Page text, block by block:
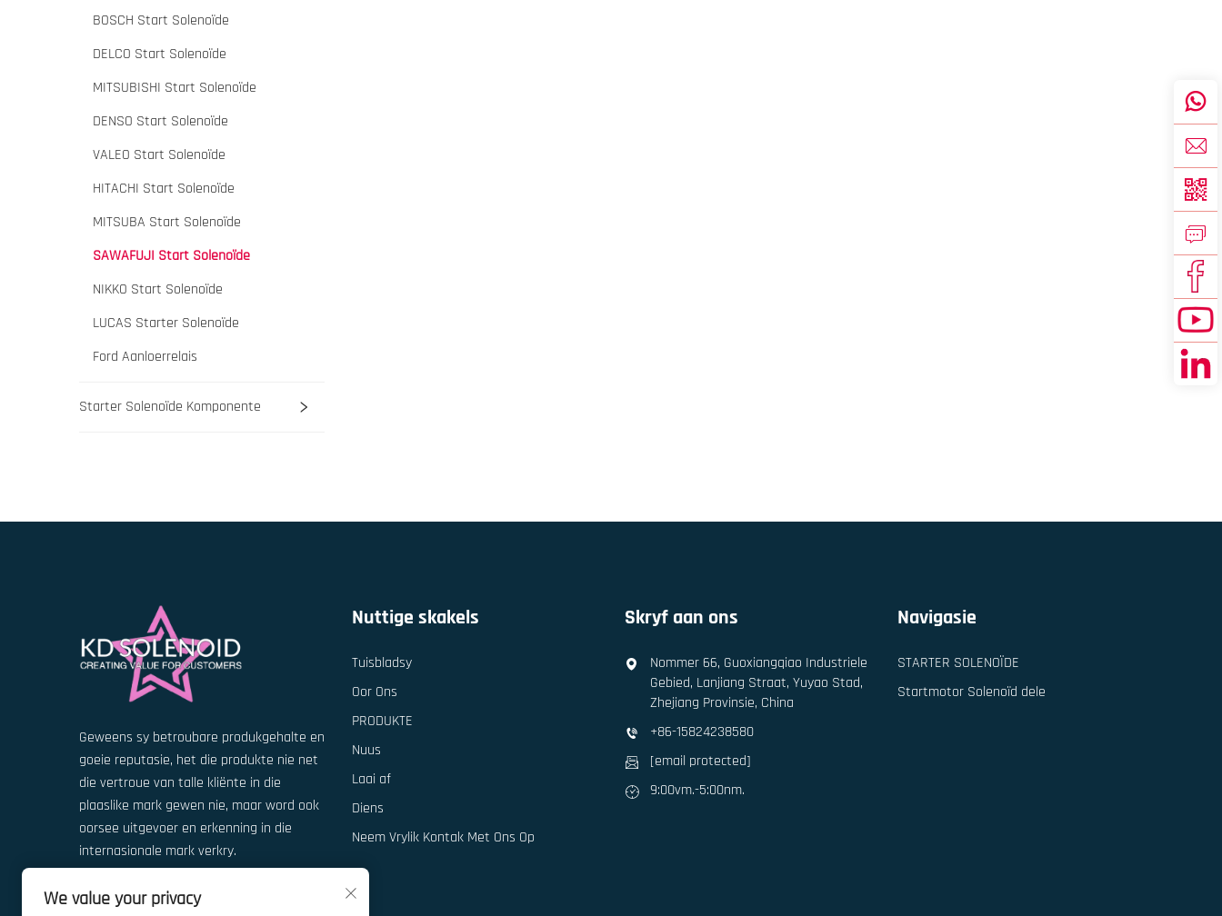
BOSCH Start Solenoïde
DELCO Start Solenoïde
MITSUBISHI Start Solenoïde
DENSO Start Solenoïde
VALEO Start Solenoïde
HITACHI Start Solenoïde
MITSUBA Start Solenoïde
SAWAFUJI Start Solenoïde
NIKKO Start Solenoïde
LUCAS Starter Solenoïde
Ford Aanloerrelais
Starter Solenoïde Komponente
Geweens sy betroubare produkgehalte en
goeie reputasie, het die produkte nie net
die vertroue van talle kliënte in die
plaaslike mark gewen nie, maar word ook
oorsee uitgevoer en erkenning in die
internasionale mark verkry.
Nuttige skakels
Tuisbladsy
Oor Ons
PRODUKTE
Nuus
Laai af
Diens
Neem Vrylik Kontak Met Ons Op
Skryf aan ons
Nommer 66, Guoxiangqiao Industriele
Gebied, Lanjiang Straat, Yuyao Stad,
Zhejiang Provinsie, China
+86-15824238580
[email protected]
9:00vm.-5:00nm.
Navigasie
STARTER SOLENOÏDE
Startmotor Solenoïd dele
We value your privacy